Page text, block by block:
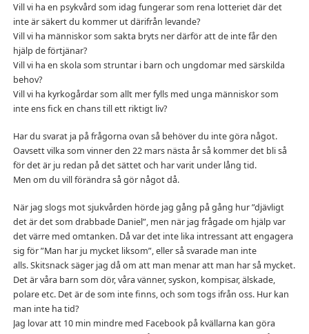
Vill vi ha en psykvård som idag fungerar som rena lotteriet där det
inte är säkert du kommer ut därifrån levande?
Vill vi ha människor som sakta bryts ner därför att de inte får den
hjälp de förtjänar?
Vill vi ha en skola som struntar i barn och ungdomar med särskilda
behov?
Vill vi ha kyrkogårdar som allt mer fylls med unga människor som
inte ens fick en chans till ett riktigt liv?
Har du svarat ja på frågorna ovan så behöver du inte göra något.
Oavsett vilka som vinner den 22 mars nästa år så kommer det bli så
för det är ju redan på det sättet och har varit under lång tid.
Men om du vill förändra så gör något då.
När jag slogs mot sjukvården hörde jag gång på gång hur ”djävligt
det är det som drabbade Daniel”, men när jag frågade om hjälp var
det värre med omtanken. Då var det inte lika intressant att engagera
sig för ”Man har ju mycket liksom”, eller så svarade man inte
alls. Skitsnack säger jag då om att man menar att man har så mycket.
Det är våra barn som dör, våra vänner, syskon, kompisar, älskade,
polare etc. Det är de som inte finns, och som togs ifrån oss. Hur kan
man inte ha tid?
Jag lovar att 10 min mindre med Facebook på kvällarna kan göra